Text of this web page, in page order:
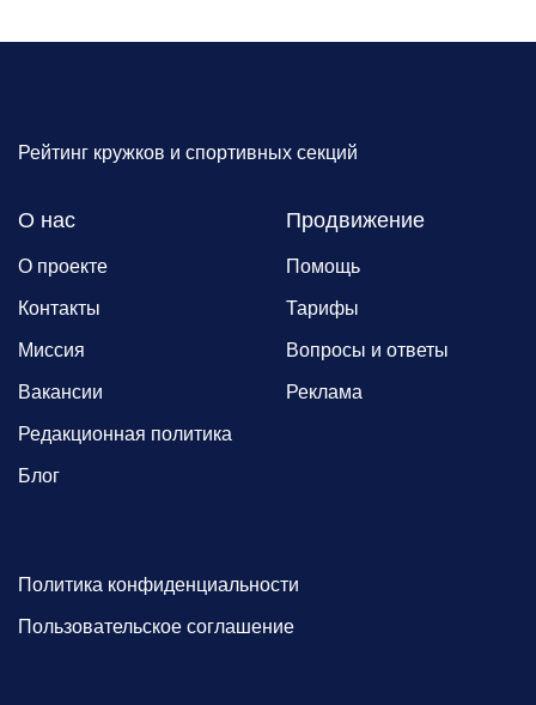
Рейтинг кружков и спортивных секций
О нас
О проекте
Контакты
Миссия
Вакансии
Редакционная политика
Блог
Продвижение
Помощь
Тарифы
Вопросы и ответы
Реклама
Политика конфиденциальности
Пользовательское соглашение